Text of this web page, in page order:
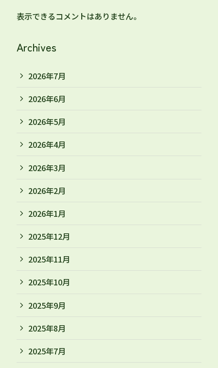
表示できるコメントはありません。
Archives
2026年7月
2026年6月
2026年5月
2026年4月
2026年3月
2026年2月
2026年1月
2025年12月
2025年11月
2025年10月
2025年9月
2025年8月
2025年7月